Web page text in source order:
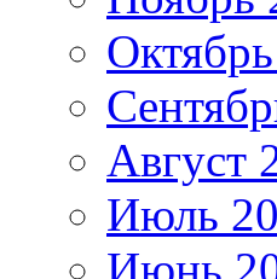
Август
Июль